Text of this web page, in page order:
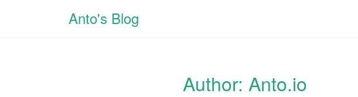
Anto's Blog
Author: Anto.io